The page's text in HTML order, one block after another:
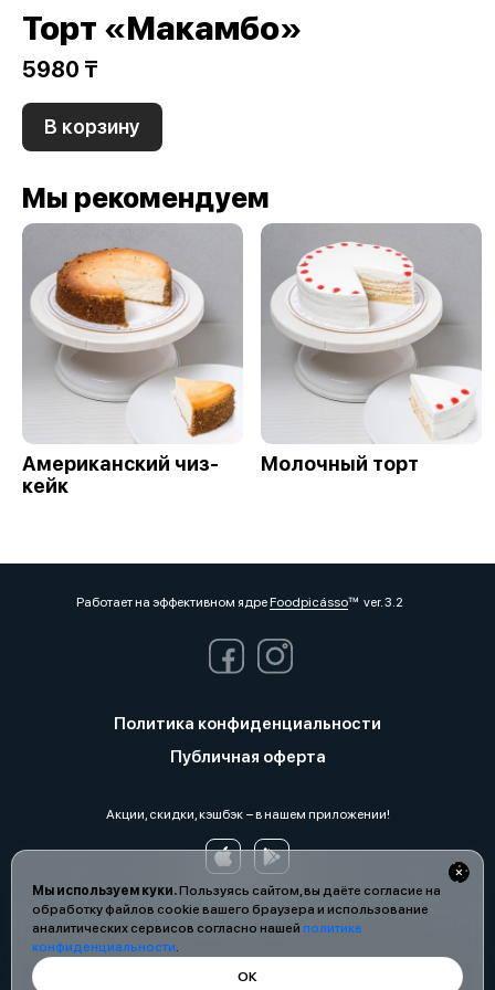
Мы используем куки.Пользуясь сайтом, вы даёте согласие на
обработку файлов cookie вашего браузера и использование
аналитических сервисов согласно нашей политике
конфиденциальности.
ОК
Торт «Макамбо»
5980 ₸
В корзину
Мы рекомендуем
Американский чиз-
кейк
Молочный торт
Работает на эффективном ядреFoodpicássover. 3.2
Политика конфиденциальности
Публичная оферта
Акции, скидки, кэшбэк − в нашем приложении!